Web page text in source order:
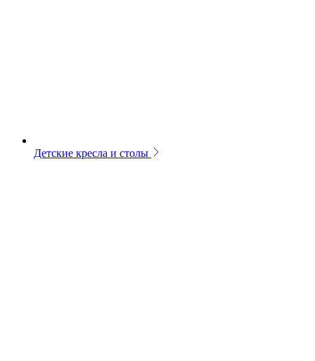
Детские кресла и столы